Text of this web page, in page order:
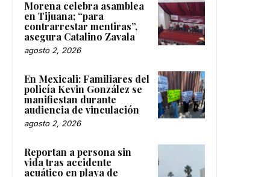
Morena celebra asamblea
en Tijuana; “para
contrarrestar mentiras”,
asegura Catalino Zavala
agosto 2, 2026
En Mexicali: Familiares del
policía Kevin González se
manifiestan durante
audiencia de vinculación
agosto 2, 2026
Reportan a persona sin
vida tras accidente
acuático en playa de